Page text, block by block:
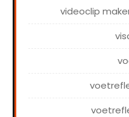
videoclip